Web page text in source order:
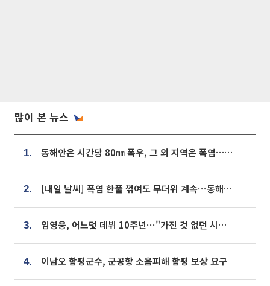
많이 본 뉴스
1. 동해안은 시간당 80㎜ 폭우, 그 외 지역은 폭염…‘극과 극 날씨’
2. [내일 날씨] 폭염 한풀 꺾여도 무더위 계속⋯동해안 이틀 연속 비
3. 임영웅, 어느덧 데뷔 10주년⋯"가진 것 없던 시절, 내 앞엔 20명의 팬뿐"
4. 이남오 함평군수, 군공항 소음피해 함평 보상 요구